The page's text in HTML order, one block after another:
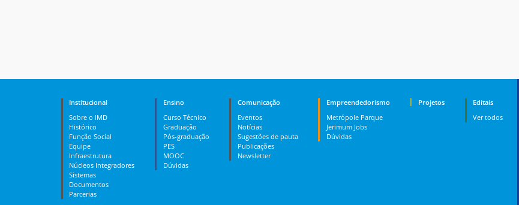
Institucional
Sobre o IMD
Histórico
Função Social
Equipe
Infraestrutura
Núcleos Integradores
Sistemas
Documentos
Parcerias
Ensino
Curso Técnico
Graduação
Pós-graduação
PES
MOOC
Dúvidas
Comunicação
Eventos
Notícias
Sugestões de pauta
Publicações
Newsletter
Empreendedorismo
Metrópole Parque
Jerimum Jobs
Dúvidas
Projetos
Editais
Ver todos